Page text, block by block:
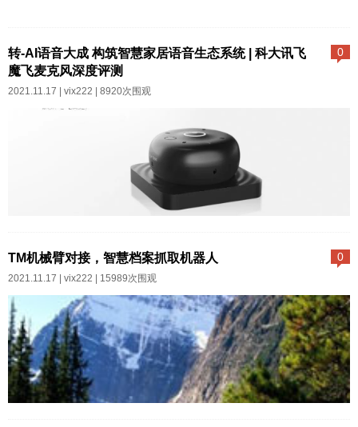
获取摄像机视频流以备后用，同
时也希望能帮助到正着手开发GB
及到平台对接，平台对接下次有
时间再讲，平台对接相对更麻烦
点。通过GB28181获取摄像机视
频流，首先需要摄像机支持GB28
&n...
0
转-AI语音大成 构筑智慧家居语音生态系统 | 科大讯飞
魔飞麦克风深度评测
2021.11.17 | vix222 | 8920次围观
国家四大人工智能创新平台，拥
有中文智能语音最前沿的技术实
力，正在引领AIoT时代将语音产
业推向新高潮，讯飞在AI领域全
面的技术积累和引领示范，可以
轻松支撑智能家居领域的市场需
求。随着5G+AIoT时代来临，语
音交互成为人机交互最理想的实
0
TM机械臂对接，智慧档案抓取机器人
2021.11.17 | vix222 | 15989次围观